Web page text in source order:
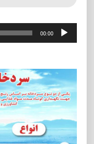
پخش‌کننده
صوت
00:00